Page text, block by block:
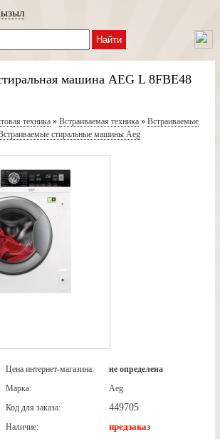
Найти
машина AEG L 8FBE48
техника» Встраиваемая техника» Встраиваемые
стиральные машины Aeg
Цена интернет-магазина:
не определена
Марка:
Aeg
Код для заказа:
449705
Наличие: предзаказ